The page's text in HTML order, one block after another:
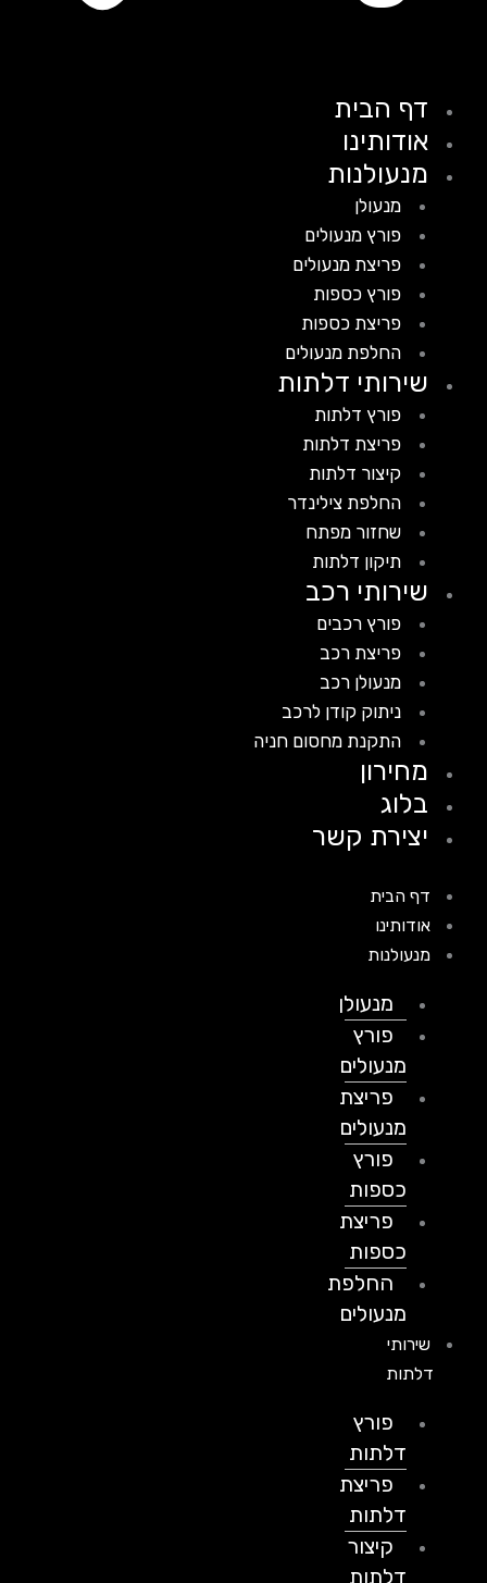
דף הבית
אודותינו
מנעולנות
מנעולן
פורץ מנעולים
פריצת מנעולים
פורץ כספות
פריצת כספות
החלפת מנעולים
שירותי דלתות
פורץ דלתות
פריצת דלתות
קיצור דלתות
החלפת צילינדר
שחזור מפתח
תיקון דלתות
שירותי רכב
פורץ רכבים
פריצת רכב
מנעולן רכב
ניתוק קודן לרכב
התקנת מחסום חניה
מחירון
בלוג
יצירת קשר
דף הבית
אודותינו
מנעולנות
מנעולן
פורץ
מנעולים
פריצת
מנעולים
פורץ
כספות
פריצת
כספות
החלפת
מנעולים
שירותי
דלתות
פורץ
דלתות
פריצת
דלתות
קיצור
דלתות